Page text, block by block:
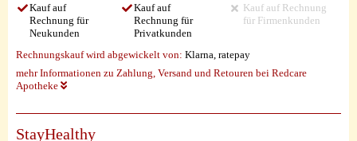
Kauf auf
Rechnung für
Neukunden
Kauf auf
Rechnung für
Privatkunden
Kauf auf Rechnung
für Firmenkunden
Rechnungskauf wird abgewickelt von: Klarna, ratepay
mehr Informationen zu Zahlung, Versand und Retouren bei Redcare
Apotheke
StayHealthy